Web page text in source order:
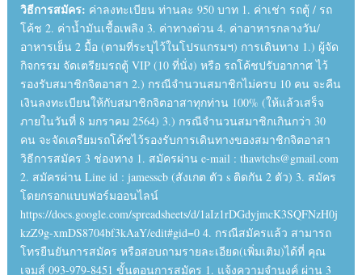
วิธีการสมัคร: ค่าลงทะเบียน ท่านละ 950 บาท 1. ค่าเช่า รถตู้ / รถ
โค้ช 2. ค่าน้ำมันเชื้อเพลิง 3. ค่าทางด่วน 4. ค่าอาหารกลางวัน/
อาหารเย็น 2 มื้อ (ตามที่ระบุไว้ในโปรแกรมฯ) การเดินทาง 1.) ผู้จัด
กิจกรรม จัดเตรียมรถตู้ VIP (10 ที่นั่ง) หรือ รถโค้ชปรับอากาศ ไว้
รองรับสมาชิกจิตอาสา 2.) กรณีจำนวนสมาชิกไม่ครบ 10 คน จะคืน
เงินลงทะเบียนให้กับสมาชิกจิตอาสาทุกท่าน 100% (ให้แล้วเสร็จ
ภายในวันที่ 8 มกราคม 2564) 3.) กรณีจำนวนสมาชิกเกินกว่า 30
คน จะจัดเตรียมรถโค้ชไว้รองรับการเดินทางของสมาชิกจิตอาสา
วิธีการสมัคร 3 ช่องทาง 1. สมัครผ่าน e-mail : thawtchs@gmail.com
2. สมัครผ่าน Line id : jamesscb (สังเกต ตัว s ติดกัน 2 ตัว) 3. สมัคร
โดยกรอกแบบฟอร์มออนไลน์
https://docs.google.com/spreadsheets/d/1aIz1rDGdyjmcK3SQFNzH0j
kzZ9g-xmDS8704bf3kAaY/edit#gid=0 4. กรณีสมัครแล้ว สามารถ
โทรยืนยันการสมัคร หรือสอบถามรายละเอียด(เพิ่มเติม)ได้ที่ คุณ
เจมส์ 093-979-8451 ขั้นตอนการสมัคร 1. แจ้งความจำนงค์ ผ่าน 3